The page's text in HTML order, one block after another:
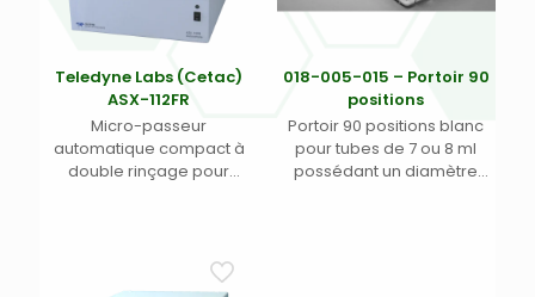
Teledyne Labs (Cetac)
ASX-112FR
Micro-passeur
automatique compact à
double rinçage pour
configurations possibles –
018-005-015 – Portoir 90
positions
Portoir 90 positions blanc
pour tubes de 7 ou 8 ml
possédant un diamètre